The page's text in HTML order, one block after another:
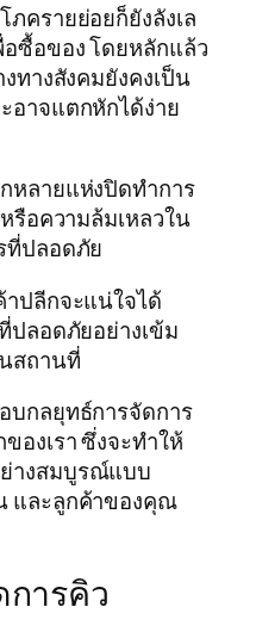
ครายย่อยก็ยังลังเล
อซื้อของ โดยหลักแล้ว
งทางสังคมยังคงเป็น
อาจแตกหักได้ง่าย
หลายแห่งปิดทำการ
รือความล้มเหลวใน
ที่ปลอดภัย
าปลีกจะแน่ใจได้
ปลอดภัยอย่างเข้ม
สถานที่
บกลยุทธ์การจัดการ
องเรา ซึ่งจะทำให้
างสมบูรณ์แบบ
และลูกค้าของคุณ
การคิว